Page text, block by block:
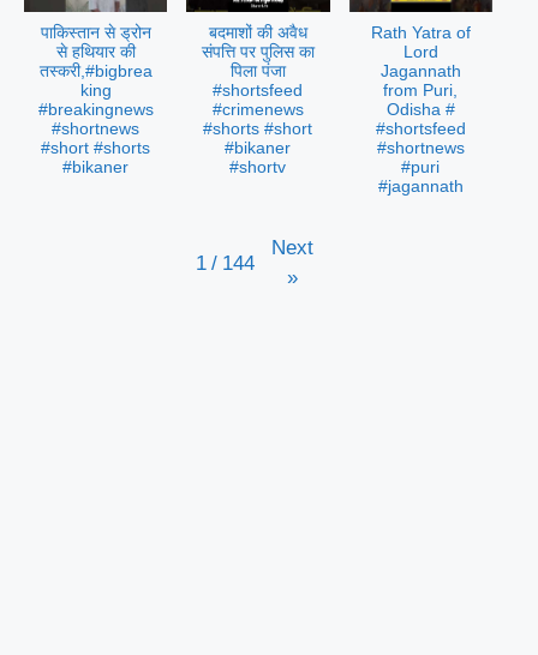
पाकिस्तान से ड्रोन
से हथियार की
तस्करी,#bigbrea
king
#breakingnews
#shortnews
#short #shorts
#bikaner
बदमाशों की अवैध
संपत्ति पर पुलिस का
पिला पंजा
#shortsfeed
#crimenews
#shorts #short
#bikaner
#shortv
Rath Yatra of
Lord
Jagannath
from Puri,
Odisha #
#shortsfeed
#shortnews
#puri
#jagannath
1 / 144
Next
»